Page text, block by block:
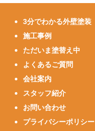
3分でわかる外壁塗装
施工事例
ただいま塗替え中
よくあるご質問
会社案内
スタッフ紹介
お問い合わせ
プライバシーポリシー